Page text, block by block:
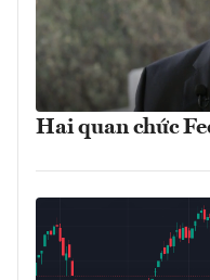
Hai quan chức